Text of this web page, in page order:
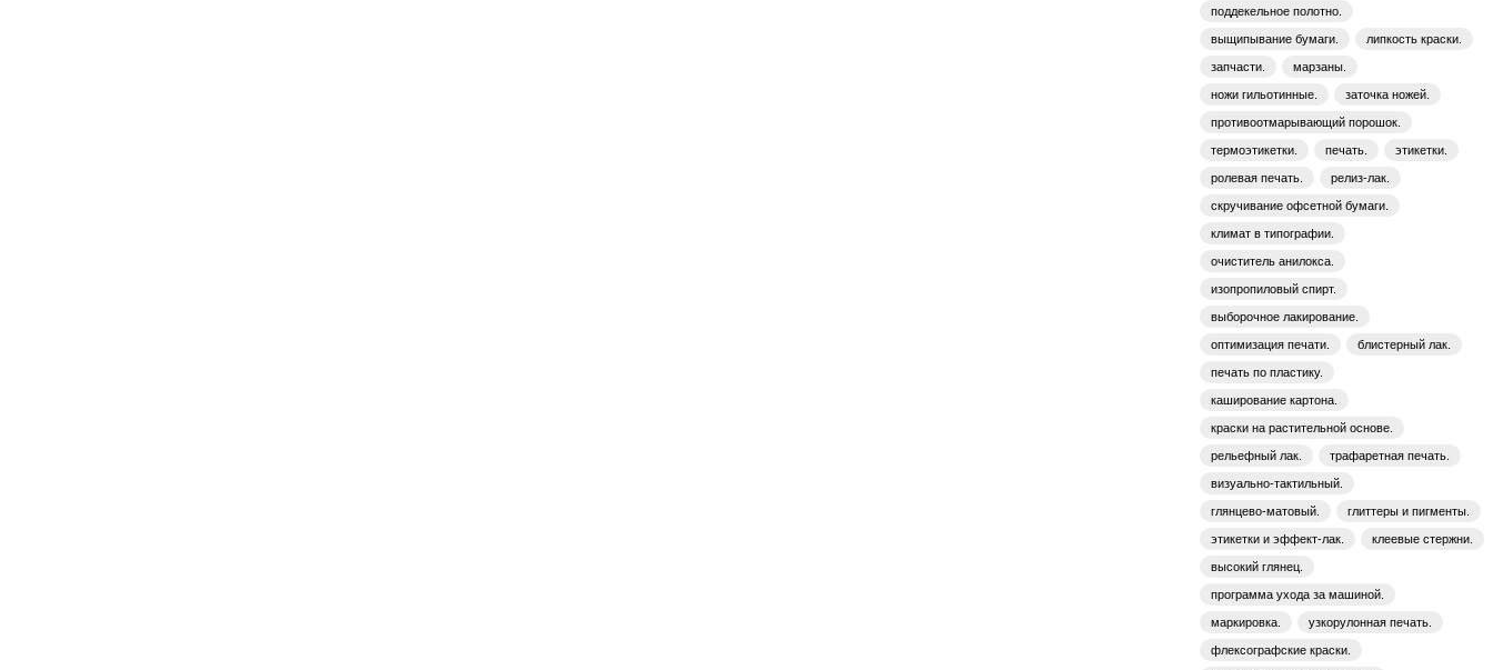
поддекельное полотно.
выщипывание бумаги. липкость краски.
запчасти. марзаны.
ножи гильотинные. заточка ножей.
противоотмарывающий порошок.
термоэтикетки. печать. этикетки.
ролевая печать. релиз-лак.
скручивание офсетной бумаги.
климат в типографии.
очиститель анилокса.
изопропиловый спирт.
выборочное лакирование.
оптимизация печати. блистерный лак.
печать по пластику.
каширование картона.
краски на растительной основе.
рельефный лак. трафаретная печать.
визуально-тактильный.
глянцево-матовый. глиттеры и пигменты.
этикетки и эффект-лак. клеевые стержни.
высокий глянец.
программа ухода за машиной.
маркировка. узкорулонная печать.
флексографские краски.